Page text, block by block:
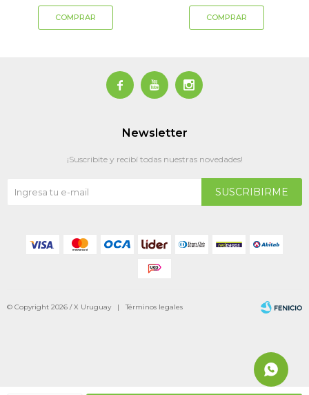
  
Newsletter
¡Suscribite y recibí todas nuestras novedades!
SUSCRIBIRME
© Copyright 2026 / X Uruguay |Términos legales